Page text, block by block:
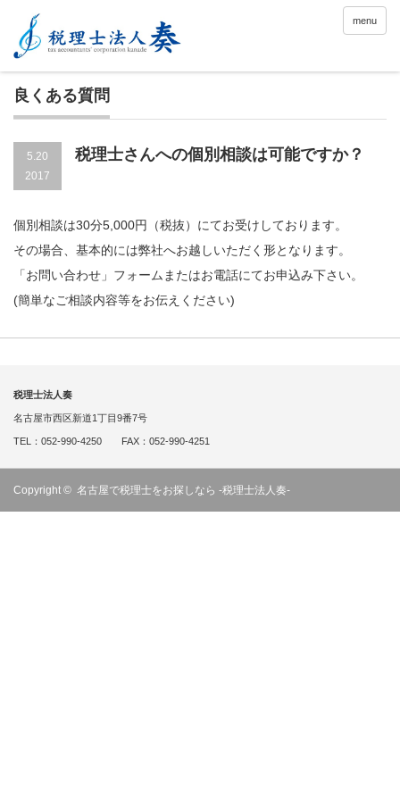
menu
良くある質問
5.20
2017
税理士さんへの個別相談は可能ですか？
個別相談は30分5,000円（税抜）にてお受けしております。
その場合、基本的には弊社へお越しいただく形となります。
「お問い合わせ」フォームまたはお電話にてお申込み下さい。
(簡単なご相談内容等をお伝えください)
税理士法人奏
名古屋市西区新道1丁目9番7号
TEL：052-990-4250 FAX：052-990-4251
Copyright © 名古屋で税理士をお探しなら -税理士法人奏-